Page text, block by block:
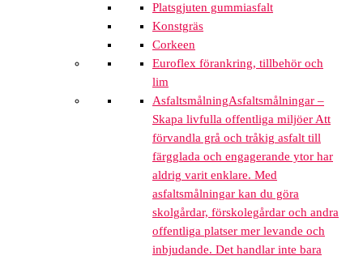
Platsgjuten gummiasfalt
Konstgräs
Corkeen
Euroflex förankring, tillbehör och
lim
AsfaltsmålningAsfaltsmålningar –
Skapa livfulla offentliga miljöer Att
förvandla grå och tråkig asfalt till
färgglada och engagerande ytor har
aldrig varit enklare. Med
asfaltsmålningar kan du göra
skolgårdar, förskolegårdar och andra
offentliga platser mer levande och
inbjudande. Det handlar inte bara